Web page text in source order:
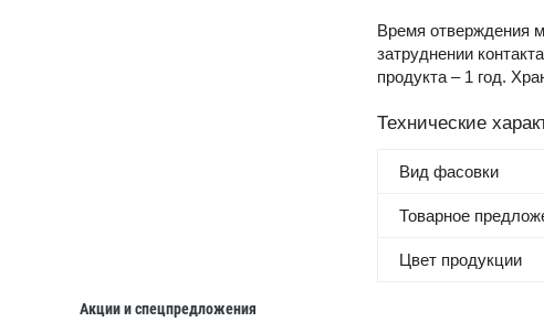
Время отверждения
затруднении
продукта – 1 год.
Технические
Вид фасовки
Товарное
Цвет продукции
Акции и спецпредложения